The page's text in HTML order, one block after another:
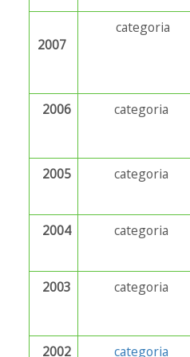
2007
categoria
2006 categoria
2005 categoria
2004 categoria
2003 categoria
2002 categoria